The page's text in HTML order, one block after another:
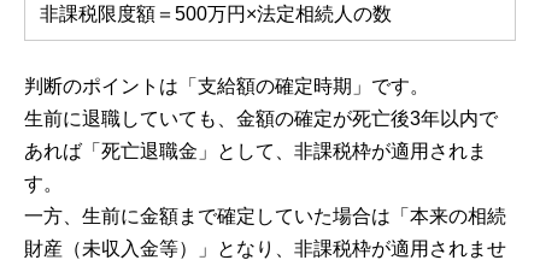
非課税限度額＝500万円×法定相続人の数
判断のポイントは「支給額の確定時期」です。
生前に退職していても、金額の確定が死亡後3年以内で
あれば「死亡退職金」として、非課税枠が適用されま
す。
一方、生前に金額まで確定していた場合は「本来の相続
財産（未収入金等）」となり、非課税枠が適用されませ